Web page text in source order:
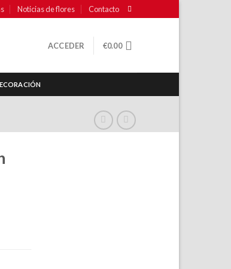
Noticias de flores Contacto
ACCEDER €0.00